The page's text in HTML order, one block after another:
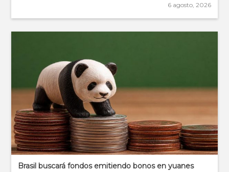
6 agosto, 2026
Brasil buscará fondos emitiendo bonos en yuanes